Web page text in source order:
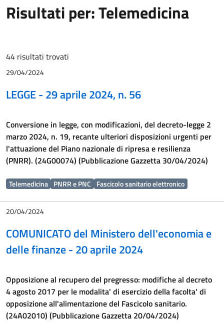
Risultati per: Telemedicina
44 risultati trovati
29/04/2024
LEGGE - 29 aprile 2024, n. 56
Conversione in legge, con modificazioni, del decreto-legge 2
marzo 2024, n. 19, recante ulteriori disposizioni urgenti per
l'attuazione del Piano nazionale di ripresa e resilienza
(PNRR). (24G00074) (Pubblicazione Gazzetta 30/04/2024)
Telemedicina PNRR e PNC Fascicolo sanitario elettronico
20/04/2024
COMUNICATO del Ministero dell'economia e
delle finanze - 20 aprile 2024
Opposizione al recupero del pregresso: modifiche al decreto
4 agosto 2017 per le modalita' di esercizio della facolta' di
opposizione all'alimentazione del Fascicolo sanitario.
(24A02010) (Pubblicazione Gazzetta 20/04/2024)